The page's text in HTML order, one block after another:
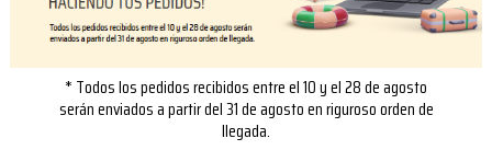
* Todos los pedidos recibidos entre el 10 y el 28 de agosto
serán enviados a partir del 31 de agosto en riguroso orden de
llegada.